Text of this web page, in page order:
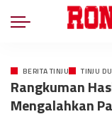
BERITA TINJU TINJU
Rangkuman
Mengalahkan